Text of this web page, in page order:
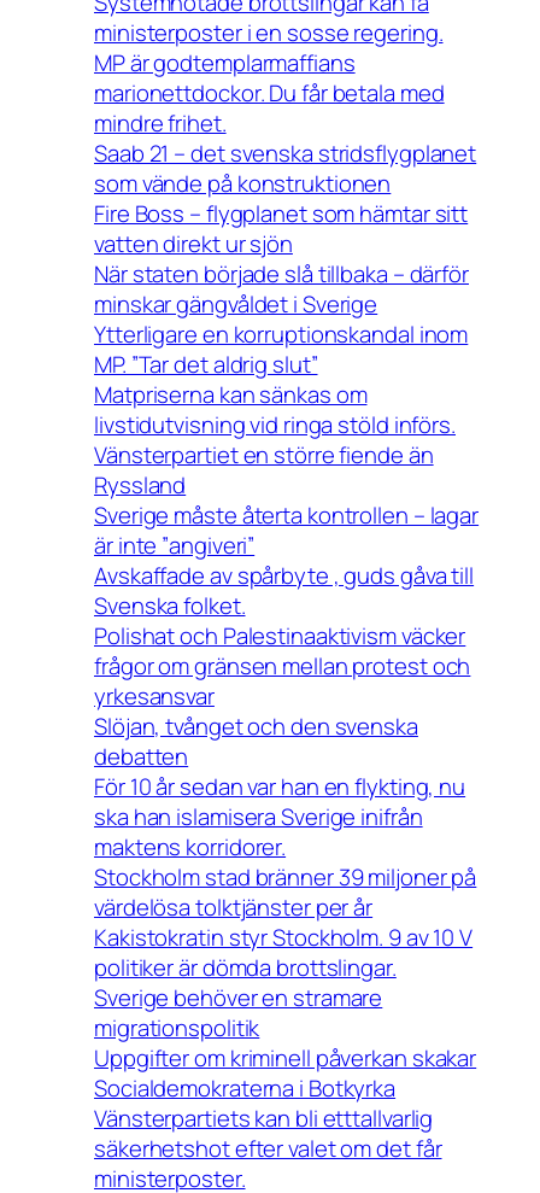
ministerposter i en sosse regering.
MP är godtemplarmaffians
marionettdockor. Du får betala med
mindre frihet.
Saab 21 – det svenska stridsflygplanet
som vände på konstruktionen
Fire Boss – flygplanet som hämtar sitt
vatten direkt ur sjön
När staten började slå tillbaka – därför
minskar gängvåldet i Sverige
Ytterligare en korruptionskandal inom
MP. ”Tar det aldrig slut”
Matpriserna kan sänkas om
livstidutvisning vid ringa stöld införs.
Vänsterpartiet en större fiende än
Ryssland
Sverige måste återta kontrollen – lagar
är inte ”angiveri”
Avskaffade av spårbyte , guds gåva till
Svenska folket.
Polishat och Palestinaaktivism väcker
frågor om gränsen mellan protest och
yrkesansvar
Slöjan, tvånget och den svenska
debatten
För 10 år sedan var han en flykting, nu
ska han islamisera Sverige inifrån
maktens korridorer.
Stockholm stad bränner 39 miljoner på
värdelösa tolktjänster per år
Kakistokratin styr Stockholm. 9 av 10 V
politiker är dömda brottslingar.
Sverige behöver en stramare
migrationspolitik
Uppgifter om kriminell påverkan skakar
Socialdemokraterna i Botkyrka
Vänsterpartiets kan bli etttallvarlig
säkerhetshot efter valet om det får
ministerposter.